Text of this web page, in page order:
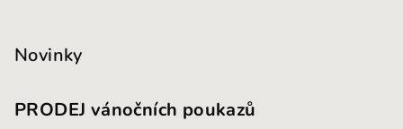
Novinky
PRODEJ vánočních poukazů